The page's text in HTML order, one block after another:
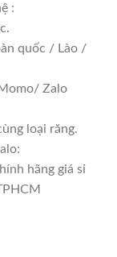
:
quốc / Lào /
Zalo
loại răng.
hãng giá sỉ